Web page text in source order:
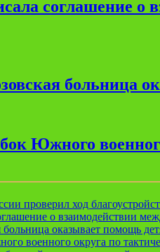
соглашение
больница
Южного
проверил ход
о взаимодействии
оказывает помощь
военного округа по